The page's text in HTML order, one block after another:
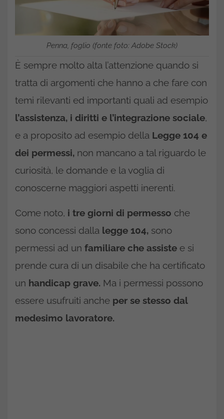
Penna, foglio (fonte foto: Adobe Stock)
È sempre molto alta l’attenzione quando si
tratta di argomenti che hanno a che fare con
temi rilevanti ed importanti quali ad esempio
l’assistenza, i diritti e l’integrazione sociale,
e a proposito ad esempio della Legge 104 e
dei permessi, non mancano a tal riguardo le
curiosità, le domande e la voglia di
conoscerne maggiori aspetti inerenti.
Come noto, i tre giorni di permesso che
sono concessi dalla legge 104, sono
permessi ad un familiare che assiste e si
prende cura di un disabile che ha certificato
un handicap grave. Ma i permessi possono
essere usufruiti anche per se stesso dal
medesimo lavoratore.